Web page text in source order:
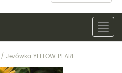
/ Jeżówka YELLOW PEARL